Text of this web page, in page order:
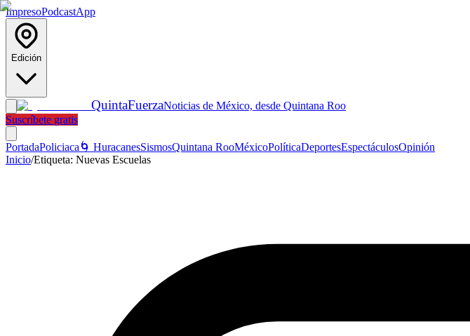
ImpresoPodcastApp
Edición
QuintaFuerzaNoticias de México, desde Quintana Roo
Suscríbete gratis
PortadaPoliciaca 🌀 HuracanesSismosQuintana RooMéxicoPolíticaDeportesEspectáculosOpinión
Inicio/Etiqueta: Nuevas Escuelas